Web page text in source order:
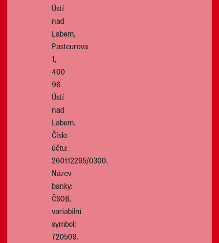
Ústí
nad
Labem,
Pasteurova
1,
400
96
Ústí
nad
Labem.
Číslo
účtu:
260112295/0300.
Název
banky:
ČSOB,
variabilní
symbol:
720509.